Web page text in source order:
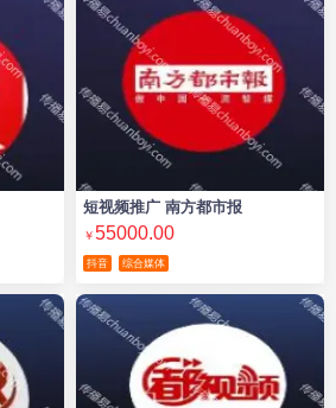
短视频推广 南方都市报
￥55000.00
抖音 综合媒体